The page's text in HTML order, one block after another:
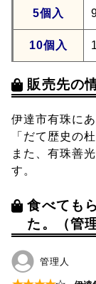
5個入
10個入
販売先の
伊達市有珠に
「だて歴史の
また、有珠善
す。
食べても
た。（管
管理人